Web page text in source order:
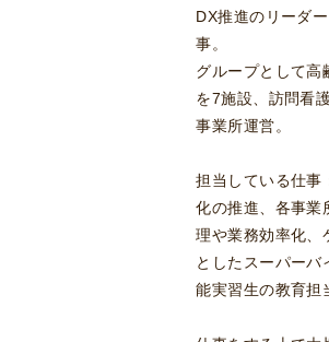
DX推進のリーダ
事。
グループとして高
を7施設、訪問看
事業所運営。
担当している仕事
化の推進、各事業
理や業務効率化、
としたスーパーバ
能実習生の教育担